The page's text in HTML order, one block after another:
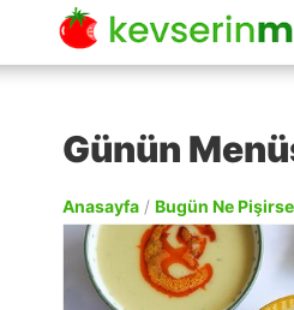
Günün
Anasayfa / Bugün Ne